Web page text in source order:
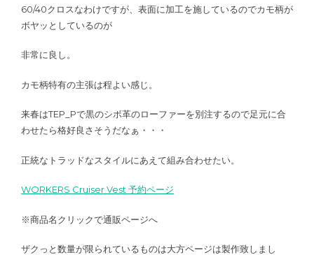
60/40クロスなわけですが、表面に加工を施しているのでカモ柄が
ボヤッとしているのが
非常に良し。
カモ柄特有の主張は程よい感じ。
来春はTEP_Pで黒のシボ革のローファーを別注するので足元に合
わせたら格好良さそうだなぁ・・・
正統なトラッドなスタイルにあえて組み合わせたい。
WORKERS Cruiser Vest 予約ページ
※商品名クリックで通販ページへ
ザクっと数量が限られているものは大方ページは製作致しまし